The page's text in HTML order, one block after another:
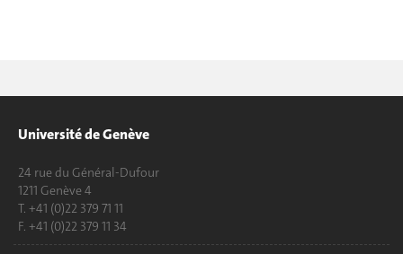
Université de Genève
24 rue du Général-Dufour
1211 Genève 4
T. +41 (0)22 379 71 11
F. +41 (0)22 379 11 34